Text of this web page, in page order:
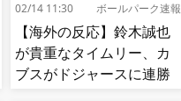
02/14 11:30 ボールパーク速報
【海外の反応】鈴木誠也
が貴重なタイムリー、カ
ブスがドジャースに連勝